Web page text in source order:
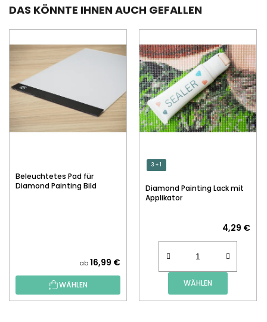
DAS KÖNNTE IHNEN AUCH GEFALLEN
Beleuchtetes Pad für
Diamond Painting Bild
ab 16,99 €
WÄHLEN
3 + 1
Diamond Painting Lack mit
Applikator
4,29 €
WÄHLEN